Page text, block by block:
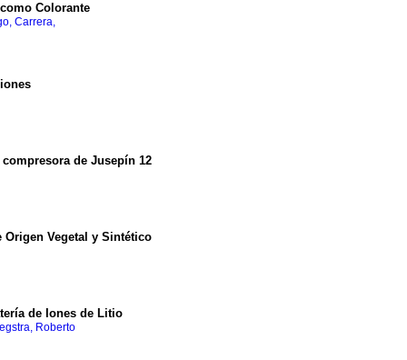
Colorante
Carrera,
de Jusepín 12
Vegetal y Sintético
de Iones de Litio
Roberto